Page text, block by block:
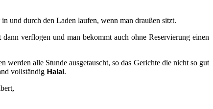
und durch den Laden laufen, wenn man draußen sitzt.
verflogen und man bekommt auch ohne Reservierung einen
alle Stunde ausgetauscht, so das Gerichte die nicht so gut
vollständig Halal.